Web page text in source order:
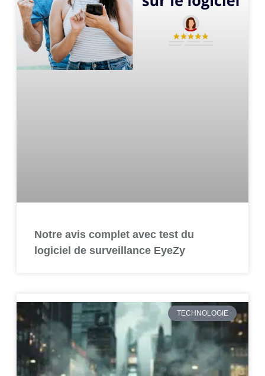
Notre avis complet avec test du
logiciel de surveillance EyeZy
TECHNOLOGIE